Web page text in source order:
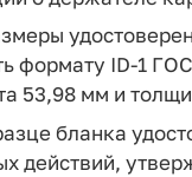
формату ID-1
53,98 мм и
бланка
действий,